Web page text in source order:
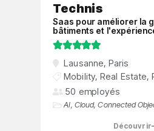
Technis
Saas pour améliorer la
bâtiments et

Lausanne, Paris
Mobility,Real Estate,
50 employés
AI, Cloud,Connected
Découvrir